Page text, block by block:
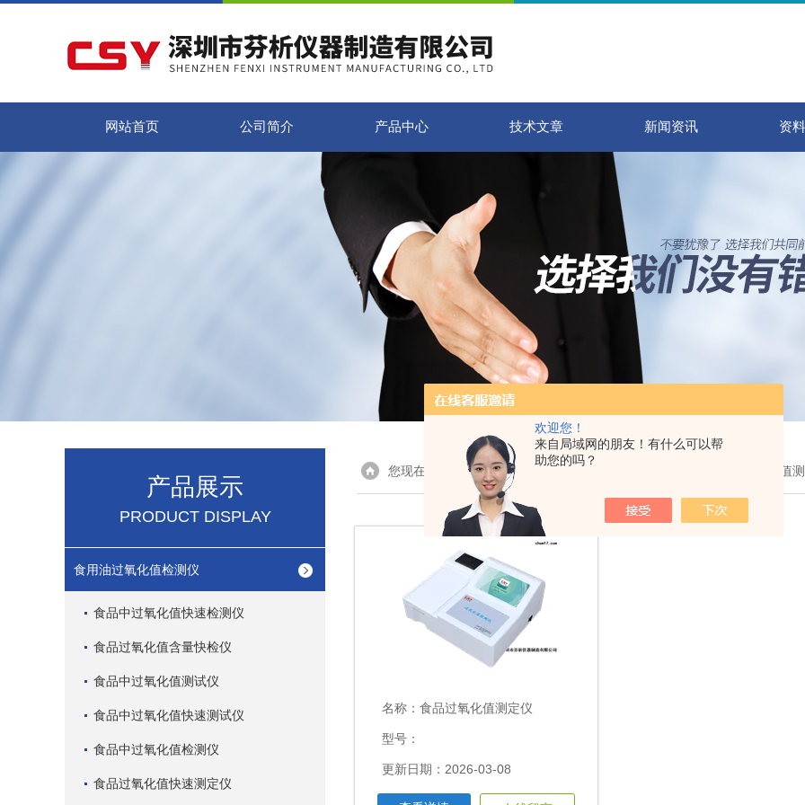
欢迎您！
来自局域网的朋友！有什么可以帮
助您的吗？
网站首页 公司简介 产品中心 技术文章 新闻资讯 资
产品展示
PRODUCT DISPLAY
食用油过氧化值检测仪
食品中过氧化值快速检测仪
食品过氧化值含量快检仪
食品中过氧化值测试仪
食品中过氧化值快速测试仪
食品中过氧化值检测仪
食品过氧化值快速测定仪
您现在的位置：首页> 产品展示 > 食用油过氧化值检测仪 >食品过氧化值
名称： 食品过氧化值测定仪
型号：
更新日期：2026-03-08